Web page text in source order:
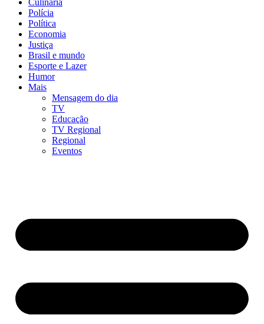
Culinária
Polícia
Política
Economia
Justiça
Brasil e mundo
Esporte e Lazer
Humor
Mais
Mensagem do dia
TV
Educação
TV Regional
Regional
Eventos